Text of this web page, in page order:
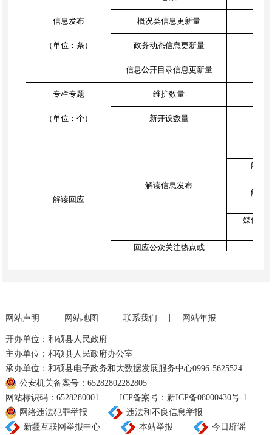
信息发布 概况类信息更新量
（单位：条） 政务动态信息更新量
信息公开目录信息更新量
专栏专题 维护数量
（单位：个） 新开设数量
解读回应
解读信息发布
解读
解读
媒体评
回应公众关注热点或
办事服务
（单位：个）
可全程在线办理政务服务事项数
量（单位：项）
办件量
网站声明 网站地图 联系我们 网站年报
开办单位：和硕县人民政府
主办单位：和硕县人民政府办公室
承办单位：和硕县电子政务和大数据发展服务中心0996-5625524
公安机关备案号：65282802282805
网站标识码：6528280001
ICP备案号：新ICP备08000430号-1
网络违法犯罪举报
违法和不良信息举报
新疆互联网举报中心
本站举报 今日辟谣